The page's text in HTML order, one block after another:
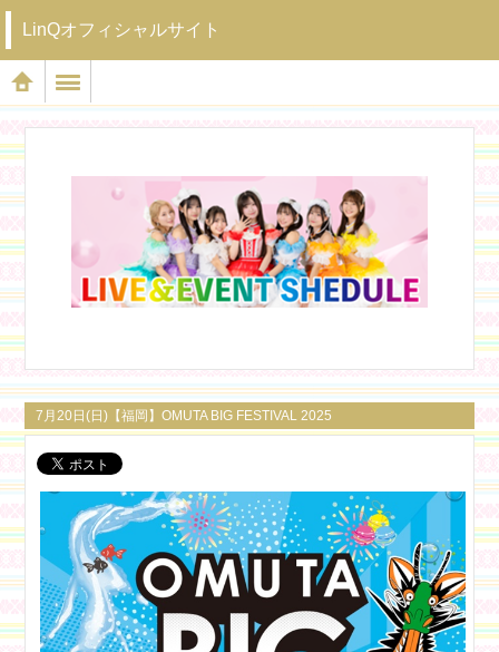
LinQオフィシャルサイト
7月20日(日)【福岡】OMUTA BIG FESTIVAL 2025